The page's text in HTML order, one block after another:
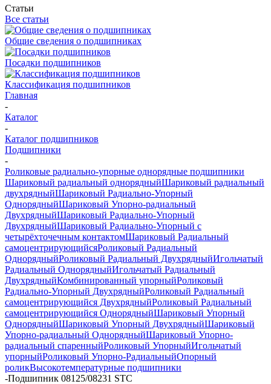
Статьи
Все статьи
Общие сведения о подшипниках
Посадки подшипников
Классификация подшипников
Главная
-
Каталог
-
Каталог подшипников
Подшипники
-
Роликовые радиально-упорные однорядные подшипники
Шариковый радиальный однорядныйШариковый радиальный
двухрядныйШариковый Радиально-Упорный
ОднорядныйШариковый Упорно-радиальный
ДвухрядныйШариковый Радиально-Упорный
ДвухрядныйШариковый Радиально-Упорный с
четырёхточечным контактомШариковый Радиальный
самоцентрирующийсяРоликовый Радиальный
ОднорядныйРоликовый Радиальный ДвухрядныйИгольчатый
Радиальный ОднорядныйИгольчатый Радиальный
ДвухрядныйКомбинированный упорныйРоликовый
Радиально-Упорный ДвухрядныйРоликовый Радиальный
самоцентрирующийся ДвухрядныйРоликовый Радиальный
самоцентрирующийся ОднорядныйШариковый Упорный
ОднорядныйШариковый Упорный ДвухрядныйШариковый
Упорно-радиальный ОднорядныйШариковый Упорно-
радиальный спаренныйРоликовый УпорныйИгольчатый
упорныйРоликовый Упорно-РадиальныйОпорный
роликВысокотемпературные подшипники
-Подшипник 08125/08231 STC